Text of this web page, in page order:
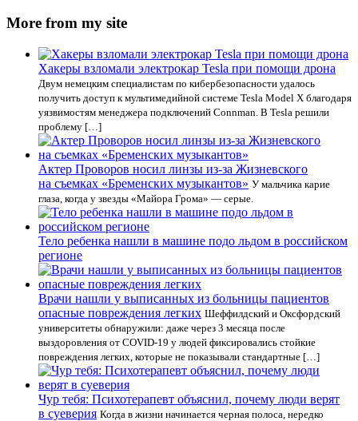
More from my site
Хакеры взломали электрокар Tesla при помощи дрона
Двум немецким специалистам по кибербезопасности удалось
получить доступ к мультимедийной системе Tesla Model X благодаря
уязвимостям менеджера подключений Connman. В Tesla решили
проблему […]
Актер Проворов носил линзы из-за Жизневского
на съемках «Бременских музыкантов» У мальчика карие
глаза, когда у звезды «Майора Грома» — серые.
Тело ребенка нашли в машине подо льдом в российском
регионе
Врачи нашли у выписанных из больницы пациентов
опасные повреждения легких Шеффилдский и Оксфордский
университеты обнаружили: даже через 3 месяца после
выздоровления от COVID-19 у людей фиксировались стойкие
повреждения легких, которые не показывали стандартные […]
Чур тебя: Психотерапевт объяснил, почему люди верят
в суеверия Когда в жизни начинается черная полоса, нередко